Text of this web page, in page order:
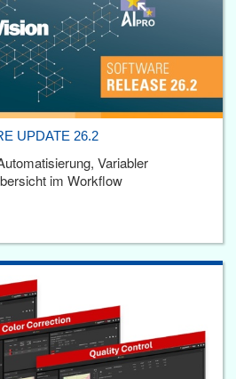
UPDATE 26.2
Variabler
im Workflow